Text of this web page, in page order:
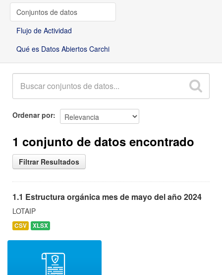
Grupos
Qué es Datos Abiertos Carchi
Conjuntos de datos
Flujo de Actividad
Qué es Datos Abiertos Carchi
Ordenar por
1 conjunto de datos encontrado
Filtrar Resultados
1.1 Estructura orgánica mes de mayo del año 2024
LOTAIP
CSV XLSX